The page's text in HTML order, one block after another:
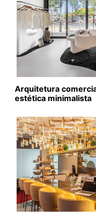
Arquitetura
estética minimalista